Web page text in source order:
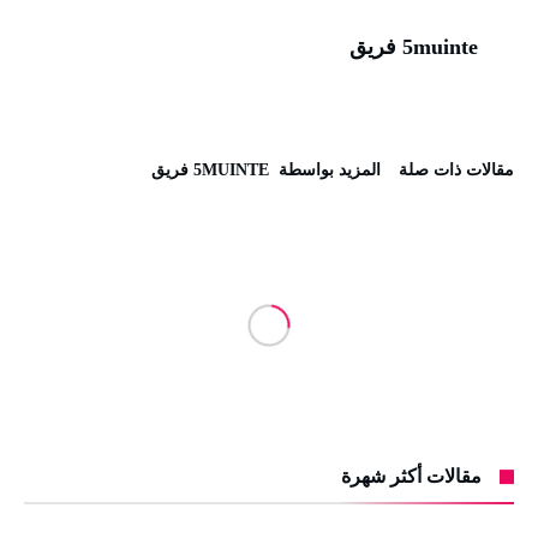
5muinte فريق
‫مقالات ذات صلة‬ ‫‫المزيد بواسطة‬ ‬ 5MUINTE فريق
مقالات أكثر شهرة